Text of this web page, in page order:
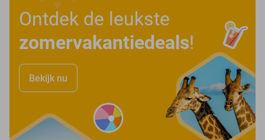
Ontdek de leukste
zomervakantiedeals!
Bekijk nu